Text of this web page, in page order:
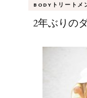
BODYトリートメ
2年ぶりの